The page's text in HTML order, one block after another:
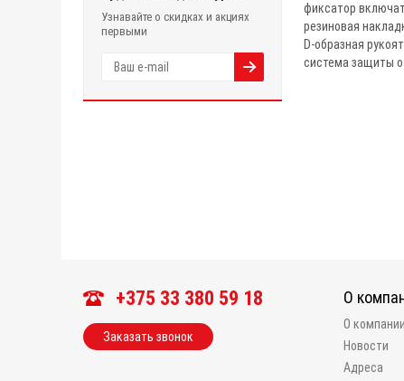
Узнавайте о скидках и акциях
первыми
фиксатор
резиновая
D-образная
система защиты
+375 33 380 59 18
Заказать звонок
О
О компании
Новости
Адреса